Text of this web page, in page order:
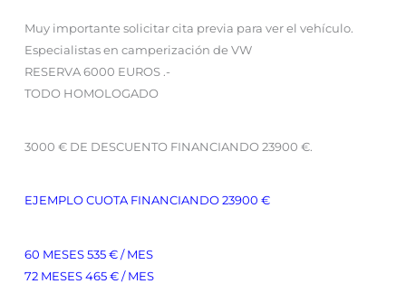
Muy importante solicitar cita previa para ver el vehículo.
Especialistas en camperización de VW
RESERVA 6000 EUROS .-
TODO HOMOLOGADO
3000 € DE DESCUENTO FINANCIANDO 23900 €.
EJEMPLO CUOTA FINANCIANDO 23900 €
60 MESES 535 € / MES
72 MESES 465 € / MES